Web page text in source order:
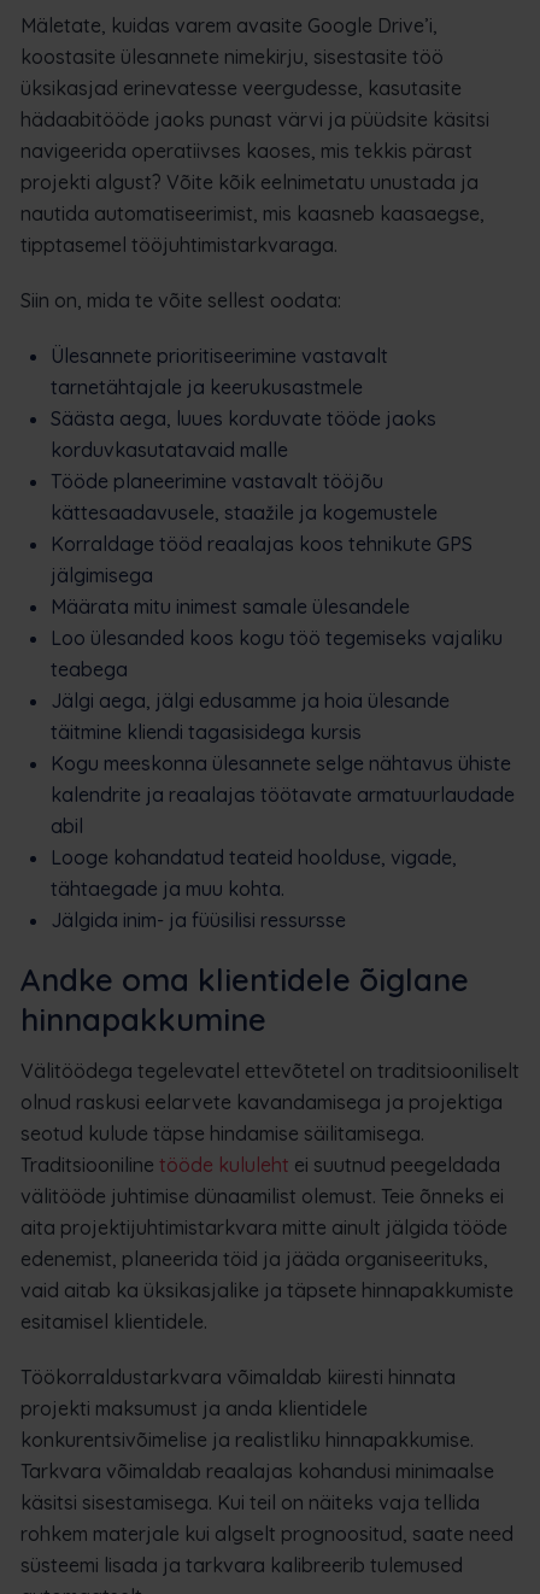
Mäletate, kuidas varem avasite Google Drive’i,
koostasite ülesannete nimekirju, sisestasite töö
üksikasjad erinevatesse veergudesse, kasutasite
hädaabitööde jaoks punast värvi ja püüdsite käsitsi
navigeerida operatiivses kaoses, mis tekkis pärast
projekti algust? Võite kõik eelnimetatu unustada ja
nautida automatiseerimist, mis kaasneb kaasaegse,
tipptasemel tööjuhtimistarkvaraga.
Siin on, mida te võite sellest oodata:
Ülesannete prioritiseerimine vastavalt
tarnetähtajale ja keerukusastmele
Säästa aega, luues korduvate tööde jaoks
korduvkasutatavaid malle
Tööde planeerimine vastavalt tööjõu
kättesaadavusele, staažile ja kogemustele
Korraldage tööd reaalajas koos tehnikute GPS
jälgimisega
Määrata mitu inimest samale ülesandele
Loo ülesanded koos kogu töö tegemiseks vajaliku
teabega
Jälgi aega, jälgi edusamme ja hoia ülesande
täitmine kliendi tagasisidega kursis
Kogu meeskonna ülesannete selge nähtavus ühiste
kalendrite ja reaalajas töötavate armatuurlaudade
abil
Looge kohandatud teateid hoolduse, vigade,
tähtaegade ja muu kohta.
Jälgida inim- ja füüsilisi ressursse
Andke oma klientidele õiglane
hinnapakkumine
Välitöödega tegelevatel ettevõtetel on traditsiooniliselt
olnud raskusi eelarvete kavandamisega ja projektiga
seotud kulude täpse hindamise säilitamisega.
Traditsiooniline tööde kululeht ei suutnud peegeldada
välitööde juhtimise dünaamilist olemust. Teie õnneks ei
aita projektijuhtimistarkvara mitte ainult jälgida tööde
edenemist, planeerida töid ja jääda organiseerituks,
vaid aitab ka üksikasjalike ja täpsete hinnapakkumiste
esitamisel klientidele.
Töökorraldustarkvara võimaldab kiiresti hinnata
projekti maksumust ja anda klientidele
konkurentsivõimelise ja realistliku hinnapakkumise.
Tarkvara võimaldab reaalajas kohandusi minimaalse
käsitsi sisestamisega. Kui teil on näiteks vaja tellida
rohkem materjale kui algselt prognoositud, saate need
süsteemi lisada ja tarkvara kalibreerib tulemused